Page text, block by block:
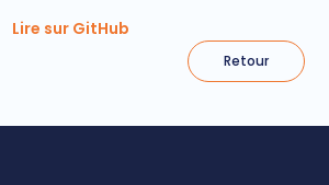
Lire sur GitHub
Retour